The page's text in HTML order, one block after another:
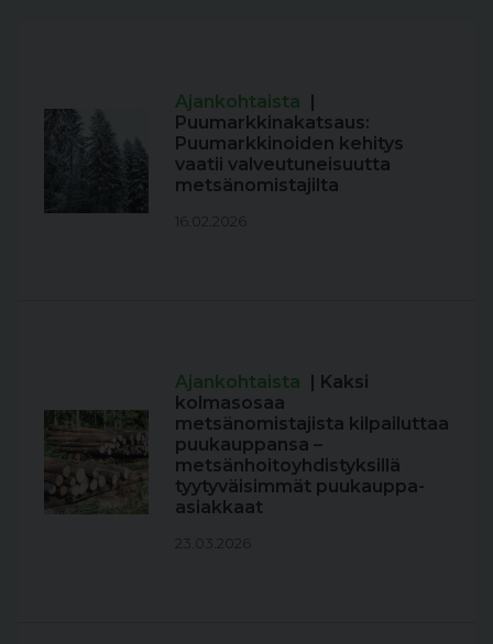
Ajankohtaista
Puumarkkinakatsaus:
Puumarkkinoiden kehitys
vaatii valveutuneisuutta
metsänomistajilta
16.02.2026
Ajankohtaista
| Kaksi
kolmasosaa
metsänomistajista kilpailuttaa
puukauppansa –
metsänhoitoyhdistyksillä
tyytyväisimmät puukauppa-
asiakkaat
23.03.2026